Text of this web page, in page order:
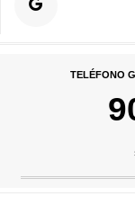
TELÉFONO